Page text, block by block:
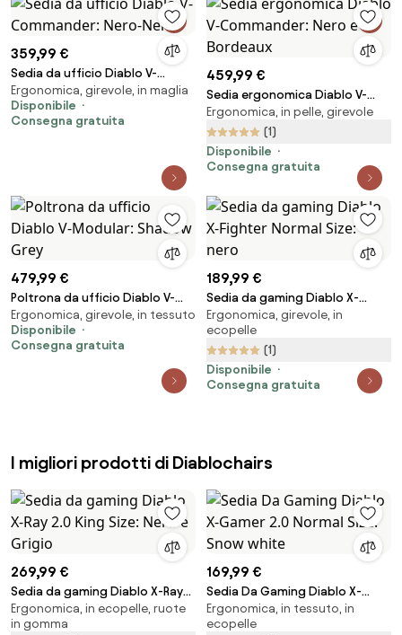
359,99 €
Sedia da ufficio Diablo V-
Commander: Nero-Nero
Ergonomica, girevole, in maglia
Disponibile
Consegna gratuita
459,99 €
Sedia ergonomica Diablo V-
Commander: Nero e Bordeaux
Ergonomica, in pelle, girevole
(1)
Disponibile
Consegna gratuita
479,99 €
Poltrona da ufficio Diablo V-
Modular: Shadow Grey
Ergonomica, girevole, in tessuto
Disponibile
Consegna gratuita
189,99 €
Sedia da gaming Diablo X-
Fighter Normal Size: nero
Ergonomica, girevole, in
ecopelle
(1)
Disponibile
Consegna gratuita
I migliori prodotti di Diablochairs
269,99 €
Sedia da gaming Diablo X-Ray
2.0 King Size: Nero e Grigio
Ergonomica, in ecopelle, ruote
in gomma
169,99 €
Sedia Da Gaming Diablo X-
Gamer 2.0 Normal Size: Snow
white
Ergonomica, in tessuto, in
ecopelle